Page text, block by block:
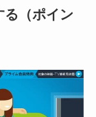
（ポイン